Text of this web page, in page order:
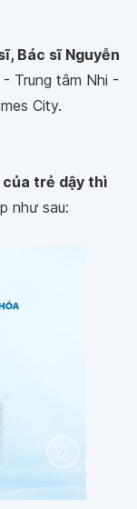
Bác sĩ Nguyễn
Trung tâm Nhi -
City.
trẻ dậy thì
như sau: